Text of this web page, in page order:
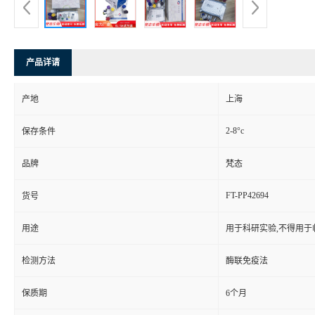
产品详请
产地 上海
保存条件 2-8°c
品牌 梵态
货号 FT-PP42694
用途 用于科研实验,不得用于
检测方法 酶联免疫法
保质期 6个月